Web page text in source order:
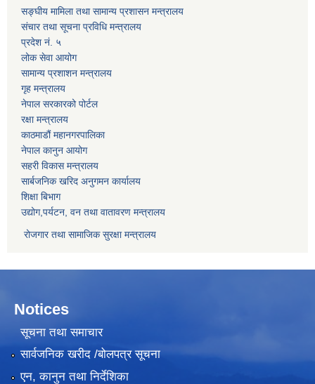
सङ्घीय मामिला तथा सामान्य प्रशासन मन्त्रालय
संचार तथा सूचना प्रविधि मन्त्रालय
प्रदेश नं. ५
लोक सेवा आयोग
सामान्य प्रशाशन मन्त्रालय
गृह मन्त्रालय
नेपाल सरकारको पोर्टल
रक्षा मन्त्रालय
काठमाडौं महानगरपालिका
नेपाल कानुन आयोग
सहरी विकास मन्त्रालय
सार्बजनिक खरिद अनुगमन कार्यालय
शिक्षा बिभाग
उद्योग,पर्यटन, वन तथा वातावरण मन्त्रालय
रोजगार तथा सामाजिक सुरक्षा मन्त्रालय
Notices
सूचना तथा समाचार
सार्वजनिक खरीद /बोलपत्र सूचना
एन, कानुन तथा निर्देशिका